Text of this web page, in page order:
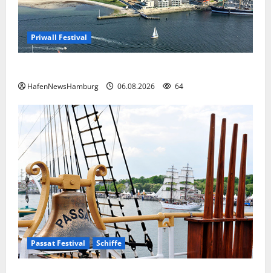
Priwall Festival
HafenNewsHamburg 06.08.2026 64
Passat Festival Schiffe